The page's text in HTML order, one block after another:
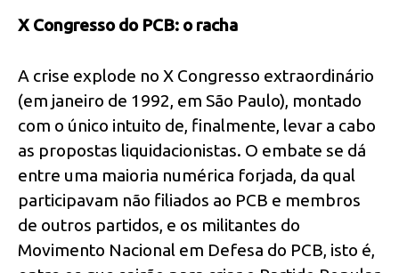
X Congresso do PCB: o racha
A crise explode no X Congresso extraordinário
(em janeiro de 1992, em São Paulo), montado
com o único intuito de, finalmente, levar a cabo
as propostas liquidacionistas. O embate se dá
entre uma maioria numérica forjada, da qual
participavam não filiados ao PCB e membros
de outros partidos, e os militantes do
Movimento Nacional em Defesa do PCB, isto é,